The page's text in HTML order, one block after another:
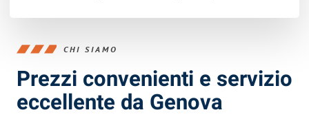
CHI SIAMO
Prezzi convenienti e servizio
eccellente da Genova